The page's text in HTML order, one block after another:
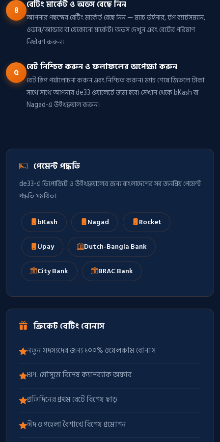
৪ বেটিং মার্কেট ও অডস বেছে নিন
আপনার পছন্দের বেটিং মার্কেট বেছে নিন — ম্যাচ উইনার, টপ ব্যাটসম্যান,
ওভার/আন্ডার বা যেকোনো মার্কেট। অডস দেখুন এবং বেটের পরিমাণ
নির্ধারণ করুন।
৫ বেট নিশ্চিত করুন ও ফলাফলের অপেক্ষা করুন
বেট স্লিপ পর্যালোচনা করুন এবং নিশ্চিত করুন। ম্যাচ শেষে জিতলে টাকা
সাথে সাথে আপনার de33 ওয়ালেটে জমা হবে। সেখান থেকে bKash বা
Nagad-এ উইথড্রয়াল করুন।
পেমেন্ট পদ্ধতি
de33-এ ডিপোজিট ও উইথড্রয়ালের জন্য বাংলাদেশের সব জনপ্রিয় পেমেন্ট
পদ্ধতি সমর্থিত।
bKash Nagad Rocket
Upay Dutch-Bangla Bank
City Bank BRAC Bank
ক্রিকেট বেটিং বোনাস
নতুন সদস্যদের জন্য ১০০% ওয়েলকাম বোনাস
BPL মৌসুমে বিশেষ ক্যাশব্যাক অফার
প্রতিদিনের প্রথম বেটে বিশেষ ছাড়
ঈদ ও পহেলা বৈশাখে বিশেষ প্রমোশন